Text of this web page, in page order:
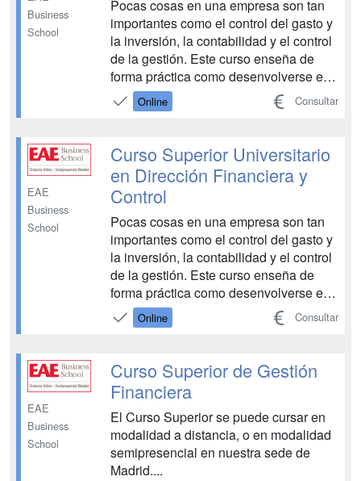
Business
School
Pocas cosas en una empresa son tan
importantes como el control del gasto y
la inversión, la contabilidad y el control
de la gestión. Este curso enseña de
forma práctica como desenvolverse en
un área tan vital. Especialmente
enfocado al mundo de la pequeña y
actualizarse de los nuevos cambios
contables que entrarán en ...
Online Consultar
EAE
Business
School
Curso Superior Universitario
en Dirección Financiera y
Control
Pocas cosas en una empresa son tan
importantes como el control del gasto y
la inversión, la contabilidad y el control
de la gestión. Este curso enseña de
forma práctica como desenvolverse en
un área tan vital. Especialmente
enfocado al mundo de la pequeña y
actualizarse de los nuevos cambios
contables que entrarán en ...
Online Consultar
EAE
Business
School
Curso Superior de Gestión
Financiera
El Curso Superior se puede cursar en
modalidad a distancia, o en modalidad
semipresencial en nuestra sede de
Madrid....